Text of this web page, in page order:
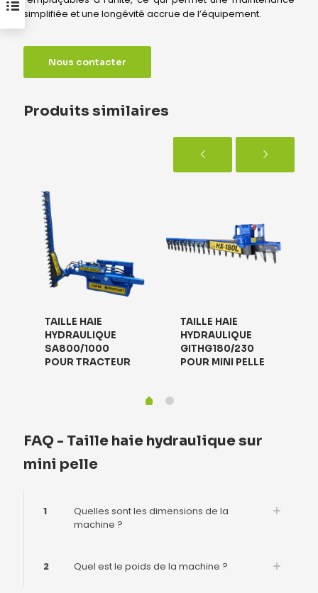
simplifiée et une longévité accrue de l’équipement.
Nous contacter
Produits similaires
TAILLE HAIE
HYDRAULIQUE
SA800/1000
POUR TRACTEUR
TAILLE HAIE
HYDRAULIQUE
GITHG180/230
POUR MINI PELLE
FAQ - Taille haie hydraulique sur
mini pelle
1
Quelles sont les dimensions de la
machine ?
2 Quel est le poids de la machine ?